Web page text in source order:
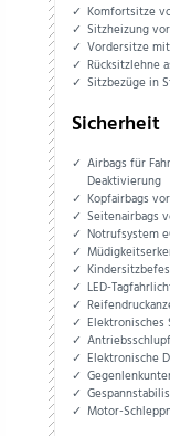
Komfortsitze
Sitzheizung
Vordersitze
Rücksitzlehne
Sitzbezüge in
Sicherheit
Airbags für
Deaktivierung
Kopfairbags
Seitenairbags
Notrufsystem
LED-
Elektronisches
Elektronische
Motor-